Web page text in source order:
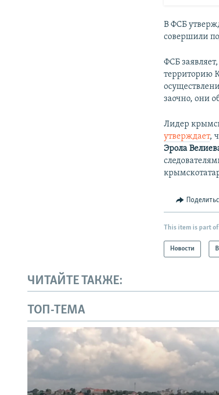
В ФСБ
совершили
ФСБ
территорию
заочно, они
Лидер
утверждает,
Эрола
This item is part of
Новости
ЧИТАЙТЕ ТАКЖЕ:
ТОП-ТЕМА